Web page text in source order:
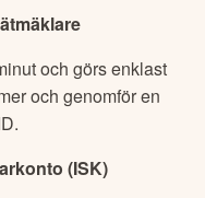
och görs enklast
och genomför en
(ISK)